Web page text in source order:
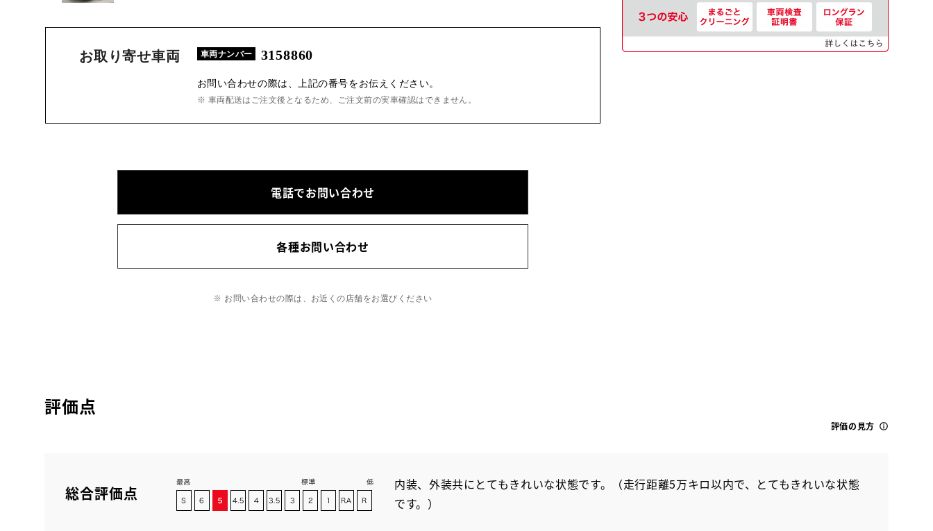
お取り寄せ車両 車両ナンバー 3158860
お問い合わせの際は、上記の番号をお伝えください。
※ 車両配送はご注文後となるため、ご注文前の実車確認はできません。
電話でお問い合わせ
各種お問い合わせ
※ お問い合わせの際は、お近くの店舗をお選びください
評価点
評価の見方
総合評価点
内装、外装共にとてもきれいな状態です。（走行距離5万キロ以内で、とてもきれいな状態
です。）